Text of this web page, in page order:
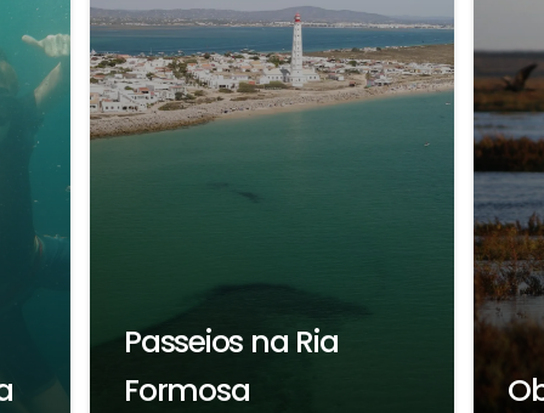
Passeios na Ria
Formosa